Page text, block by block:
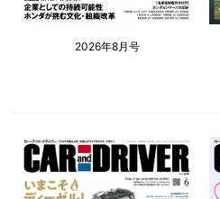
2026年8月号